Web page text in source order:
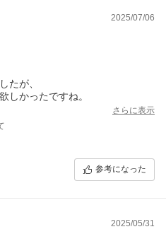
2025/07/06
たが、
しかったですね。
さらに表示
参考になった
2025/05/31